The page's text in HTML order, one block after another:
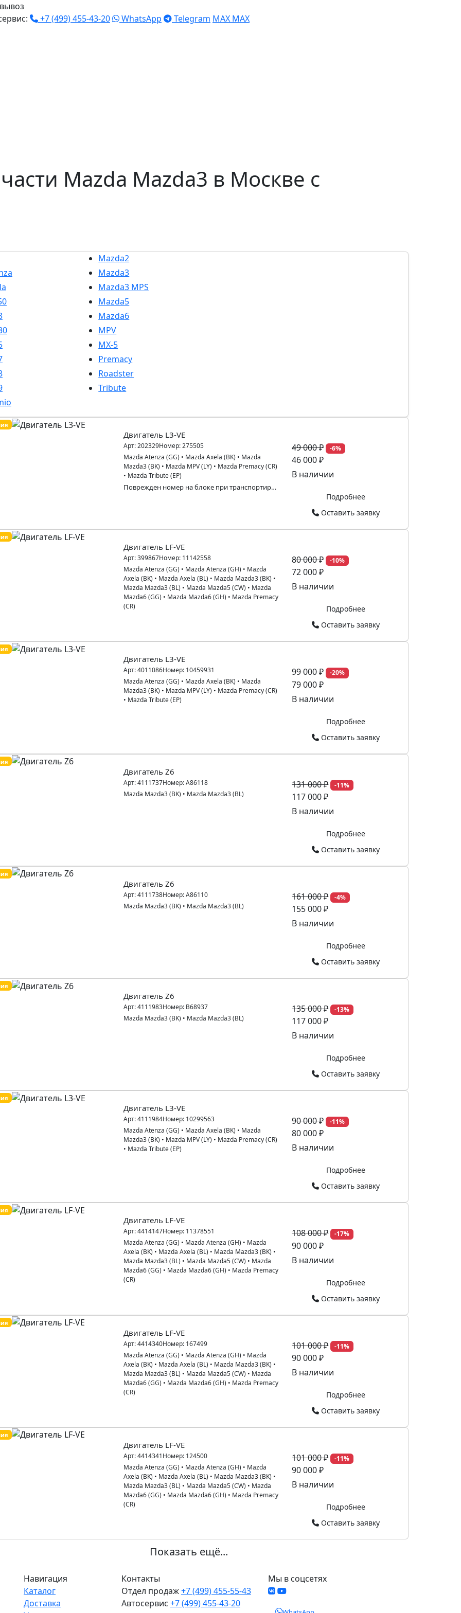
+7 (499) 455-43-20 WhatsApp Telegram MAX MAX
Mazda Mazda3 в Москве с
Mazda2
Mazda3
Mazda3 MPS
Mazda5
Mazda6
MPV
MX-5
Premacy
Roadster
Tribute
Двигатель L3-VE
Арт:202329Номер:275505
Mazda Atenza (GG) • Mazda Axela (BK) • Mazda
Mazda3 (BK) • Mazda MPV (LY) • Mazda Premacy (CR)
• Mazda Tribute (EP)
Поврежден номер на блоке при транспортировке
49 000 ₽ -6%
46 000 ₽
В наличии
Подробнее
Оставить заявку
Двигатель LF-VE
Арт:399867Номер: 11142558
Mazda Atenza (GG) • Mazda Atenza (GH) • Mazda
Axela (BK) • Mazda Axela (BL) • Mazda Mazda3 (BK) •
Mazda Mazda3 (BL) • Mazda Mazda5 (CW) • Mazda
Mazda6 (GG) • Mazda Mazda6 (GH) • Mazda Premacy
(CR)
80 000 ₽ -10%
72 000 ₽
В наличии
Подробнее
Оставить заявку
Двигатель L3-VE
Арт:4011086Номер: 10459931
Mazda Atenza (GG) • Mazda Axela (BK) • Mazda
Mazda3 (BK) • Mazda MPV (LY) • Mazda Premacy (CR)
• Mazda Tribute (EP)
99 000 ₽ -20%
79 000 ₽
В наличии
Подробнее
Оставить заявку
Двигатель Z6
Арт:4111737Номер:A86118
Mazda Mazda3 (BK) • Mazda Mazda3 (BL)
131 000 ₽ -11%
117 000 ₽
В наличии
Подробнее
Оставить заявку
Двигатель Z6
Арт:4111738Номер:A86110
Mazda Mazda3 (BK) • Mazda Mazda3 (BL)
161 000 ₽ -4%
155 000 ₽
В наличии
Подробнее
Оставить заявку
Двигатель Z6
Арт:4111983Номер: B68937
Mazda Mazda3 (BK) • Mazda Mazda3 (BL)
135 000 ₽ -13%
117 000 ₽
В наличии
Подробнее
Оставить заявку
Двигатель L3-VE
Арт:4111984Номер: 10299563
Mazda Atenza (GG) • Mazda Axela (BK) • Mazda
Mazda3 (BK) • Mazda MPV (LY) • Mazda Premacy (CR)
• Mazda Tribute (EP)
90 000 ₽ -11%
80 000 ₽
В наличии
Подробнее
Оставить заявку
Двигатель LF-VE
Арт:4414147Номер: 11378551
Mazda Atenza (GG) • Mazda Atenza (GH) • Mazda
Axela (BK) • Mazda Axela (BL) • Mazda Mazda3 (BK) •
Mazda Mazda3 (BL) • Mazda Mazda5 (CW) • Mazda
Mazda6 (GG) • Mazda Mazda6 (GH) • Mazda Premacy
(CR)
108 000 ₽ -17%
90 000 ₽
В наличии
Подробнее
Оставить заявку
Двигатель LF-VE
Арт:4414340Номер: 167499
Mazda Atenza (GG) • Mazda Atenza (GH) • Mazda
Axela (BK) • Mazda Axela (BL) • Mazda Mazda3 (BK) •
Mazda Mazda3 (BL) • Mazda Mazda5 (CW) • Mazda
Mazda6 (GG) • Mazda Mazda6 (GH) • Mazda Premacy
(CR)
101 000 ₽ -11%
90 000 ₽
В наличии
Подробнее
Оставить заявку
Двигатель LF-VE
Арт:4414341Номер: 124500
Mazda Atenza (GG) • Mazda Atenza (GH) • Mazda
Axela (BK) • Mazda Axela (BL) • Mazda Mazda3 (BK) •
Mazda Mazda3 (BL) • Mazda Mazda5 (CW) • Mazda
Mazda6 (GG) • Mazda Mazda6 (GH) • Mazda Premacy
(CR)
101 000 ₽ -11%
90 000 ₽
В наличии
Подробнее
Оставить заявку
Показать ещё...
Навигация
Каталог
Доставка
Контакты
Отдел продаж+7 (499) 455-55-43
Автосервис +7 (499) 455-43-20
Мы в соцсетях